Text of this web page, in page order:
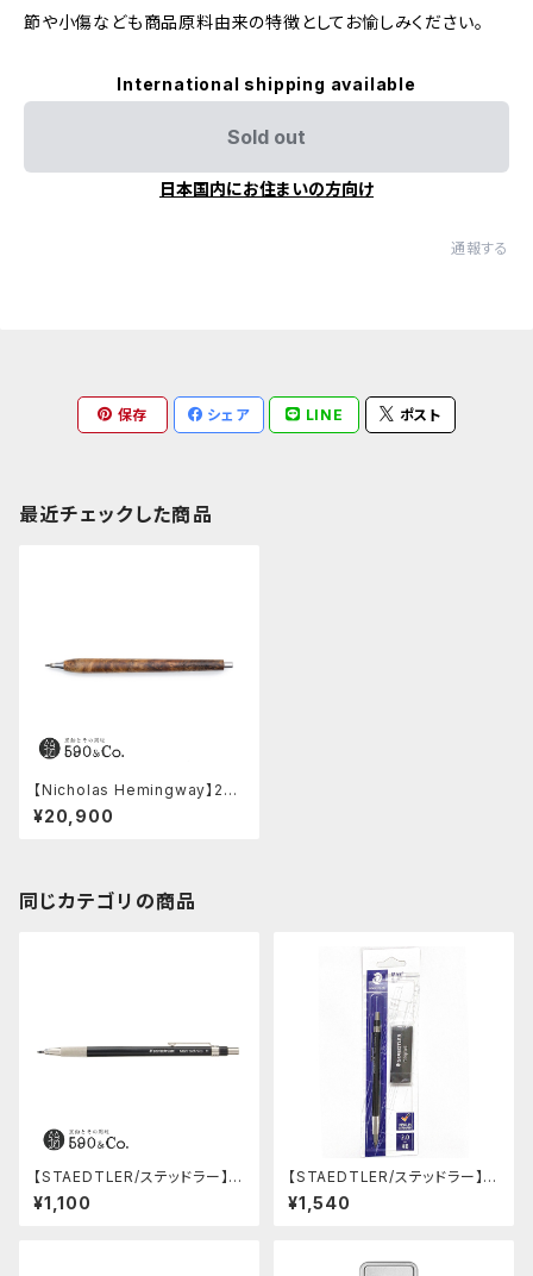
節や小傷なども商品原料由来の特徴としてお愉しみください。
International shipping available
Sold out
日本国内にお住まいの方向け
通報する
保存 シェア LINE ポスト
最近チェックした商品
【Nicholas Hemingway】2m
m芯ホルダー(ヨークガムバー
ル)
¥20,900
同じカテゴリの商品
【STAEDTLER/ステッドラー】マ
ルス テクニコ芯ホルダー ブラッ
ク/780 C-9
¥1,100
【STAEDTLER/ステッドラー】マ
ルス テクニコ芯ホルダー ブラッ
ク・限定 字消し付セット
¥1,540